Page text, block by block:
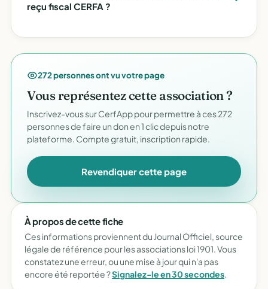
reçu fiscal CERFA ?
272 personnes ont vu votre page
Vous représentez cette association ?
Inscrivez-vous sur CerfApp pour permettre à ces 272
personnes de faire un don en 1 clic depuis notre
plateforme. Compte gratuit, inscription rapide.
Revendiquer cette page
À propos de cette fiche
Ces informations proviennent du Journal Officiel, source
légale de référence pour les associations loi 1901. Vous
constatez une erreur, ou une mise à jour qui n'a pas
encore été reportée ?Signalez-le en 30 secondes.